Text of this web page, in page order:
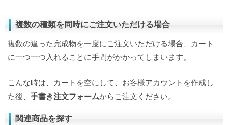
複数の種類を同時にご注文いただける場合
複数の違った完成物を一度にご注文いただける場合、カート
に一つ一つ入れることに手間がかかってしまいます。
こんな時は、カートを空にして、 お客様アカウントを作成し
た後、 手書き注文フォームからご注文ください。
関連商品を探す